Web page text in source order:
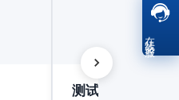
测试与测量设备
在线客服